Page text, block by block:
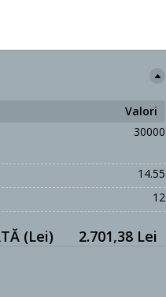
Valori
30000
14.55
12
(lei) 2.701,38 Lei